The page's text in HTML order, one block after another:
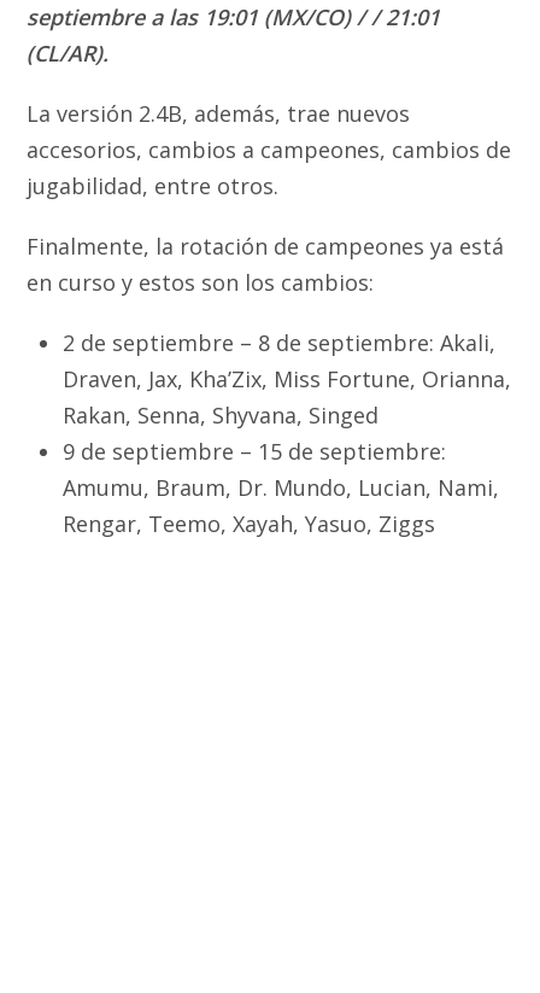
septiembre a las 19:01 (MX/CO) / / 21:01
(CL/AR).
La versión 2.4B, además, trae nuevos
accesorios, cambios a campeones, cambios de
jugabilidad, entre otros.
Finalmente, la rotación de campeones ya está
en curso y estos son los cambios:
2 de septiembre – 8 de septiembre: Akali,
Draven, Jax, Kha’Zix, Miss Fortune, Orianna,
Rakan, Senna, Shyvana, Singed
9 de septiembre – 15 de septiembre:
Amumu, Braum, Dr. Mundo, Lucian, Nami,
Rengar, Teemo, Xayah, Yasuo, Ziggs